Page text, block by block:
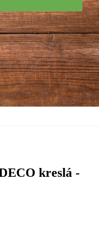
kreslá -